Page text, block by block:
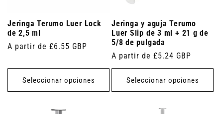
Jeringa Terumo Luer Lock
de 2,5 ml
Precio
A partir de £6.55 GBP
Seleccionar opciones
Jeringa y aguja Terumo
Luer Slip de 3 ml + 21 g de
5/8 de pulgada
Precio
habitual
A partir de £5.24 GBP
Seleccionar opciones